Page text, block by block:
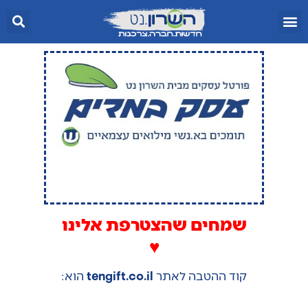
שמחים שהצטרפת אלינו
♥
קוד ההטבה לאתר tengift.co.il הוא: